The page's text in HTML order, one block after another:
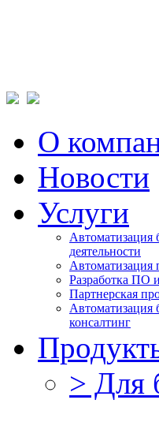
О
Новости
Услуги
Автоматизация
деятельности
Автоматизация
Разработка ПО
Партнерская
Автоматизация
консалтинг
> Для